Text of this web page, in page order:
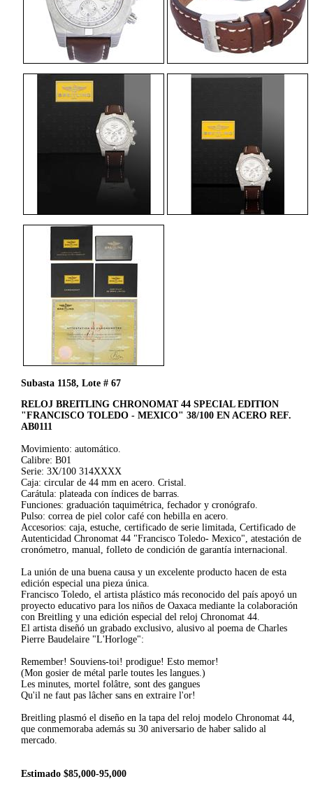
Subasta 1158, Lote # 67
RELOJ BREITLING CHRONOMAT 44 SPECIAL EDITION
"FRANCISCO TOLEDO - MEXICO" 38/100 EN ACERO REF.
AB0111
Movimiento: automático.
Calibre: B01
Serie: 3X/100 314XXXX
Caja: circular de 44 mm en acero. Cristal.
Carátula: plateada con índices de barras.
Funciones: graduación taquimétrica, fechador y cronógrafo.
Pulso: correa de piel color café con hebilla en acero.
Accesorios: caja, estuche, certificado de serie limitada, Certificado de
Autenticidad Chronomat 44 "Francisco Toledo- Mexico", atestación de
cronómetro, manual, folleto de condición de garantía internacional.
La unión de una buena causa y un excelente producto hacen de esta
edición especial una pieza única.
Francisco Toledo, el artista plástico más reconocido del país apoyó un
proyecto educativo para los niños de Oaxaca mediante la colaboración
con Breitling y una edición especial del reloj Chronomat 44.
El artista diseñó un grabado exclusivo, alusivo al poema de Charles
Pierre Baudelaire "L'Horloge":
Remember! Souviens-toi! prodigue! Esto memor!
(Mon gosier de métal parle toutes les langues.)
Les minutes, mortel folâtre, sont des gangues
Qu'il ne faut pas lâcher sans en extraire l'or!
Breitling plasmó el diseño en la tapa del reloj modelo Chronomat 44,
que conmemoraba además su 30 aniversario de haber salido al
mercado.
Estimado $85,000-95,000